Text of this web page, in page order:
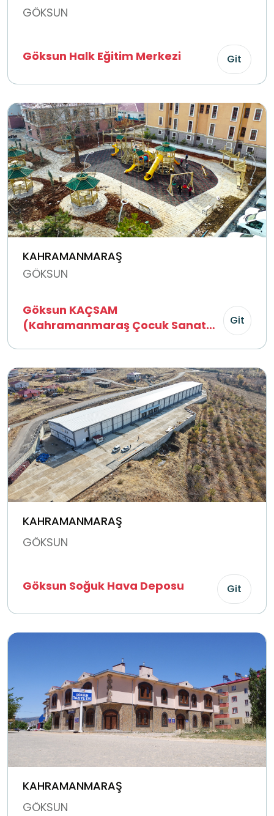
GÖKSUN
Göksun Halk Eğitim Merkezi Git
KAHRAMANMARAŞ
GÖKSUN
Göksun KAÇSAM
(Kahramanmaraş Çocuk Sanat
Git
KAHRAMANMARAŞ
GÖKSUN
Göksun Soğuk Hava Deposu Git
KAHRAMANMARAŞ
GÖKSUN